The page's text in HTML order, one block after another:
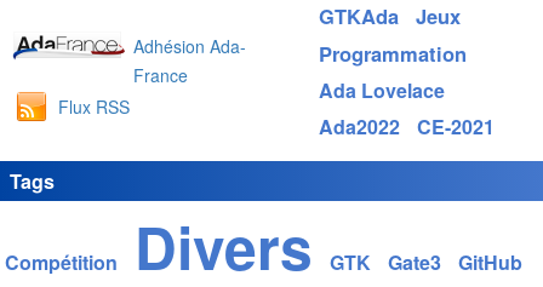
Adhésion Ada-
France
Flux RSS
Tags
GTKAda Jeux
Programmation
Ada Lovelace
Ada2022
CE-2021
Compétition Divers GTK Gate3
GitHub